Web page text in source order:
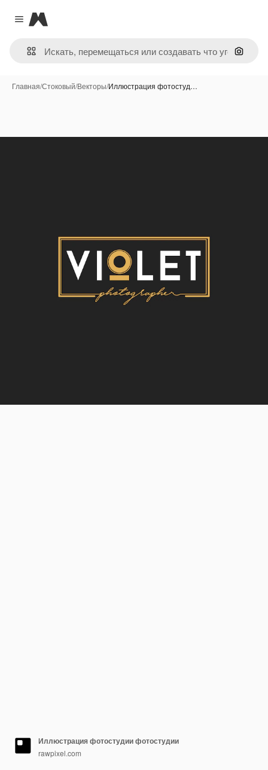
Close menu
Magnific
Поиск
Главная/Стоковый/Векторы/Иллюстрация фотостуд…
Иллюстрация фотостудии фотостудии
rawpixel.com